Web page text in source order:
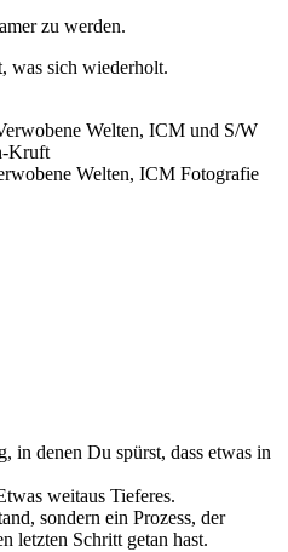
zu werden.
was sich wiederholt.
in denen Du spürst, dass etwas in
weitaus Tieferes.
sondern ein Prozess, der
letzten Schritt getan hast.